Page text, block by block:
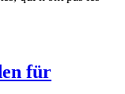
für